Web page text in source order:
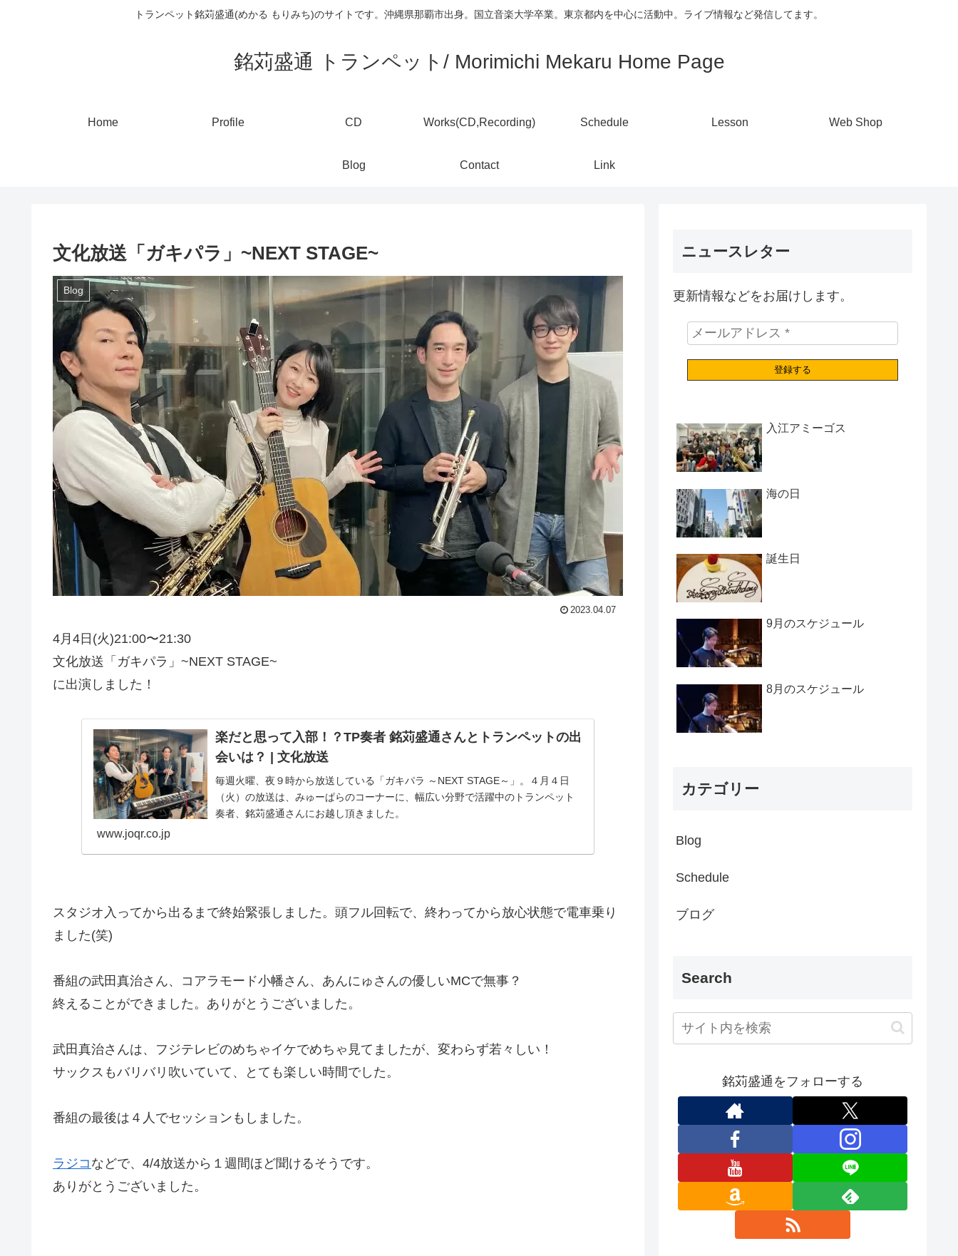
トランペット銘苅盛通(めかる もりみち)のサイトです。沖縄県那覇市出身。国立音楽大学卒業。東京都内を中心に活動中。ライブ情報など発信してます。
銘苅盛通 トランペット/ Morimichi Mekaru Home Page
Home Profile CD Works(CD,Recording) Schedule Lesson Web Shop
Blog Contact Link
文化放送「ガキパラ」~NEXT STAGE~
Blog
2023.04.07
4月4日(火)21:00〜21:30
文化放送「ガキパラ」~NEXT STAGE~
に出演しました！
楽だと思って入部！？TP奏者 銘苅盛通さんとトランペットの出
会いは？ | 文化放送
毎週火曜、夜９時から放送している「ガキパラ ～NEXT STAGE～」。４月４日
（火）の放送は、みゅーぱらのコーナーに、幅広い分野で活躍中のトランペット
奏者、銘苅盛通さんにお越し頂きました。
www.joqr.co.jp
スタジオ入ってから出るまで終始緊張しました。頭フル回転で、終わってから放心状態で電車乗り
ました(笑)
番組の武田真治さん、コアラモード小幡さん、あんにゅさんの優しいMCで無事？
終えることができました。ありがとうございました。
武田真治さんは、フジテレビのめちゃイケでめちゃ見てましたが、変わらず若々しい！
サックスもバリバリ吹いていて、とても楽しい時間でした。
番組の最後は４人でセッションもしました。
ラジコ などで、4/4放送から１週間ほど聞けるそうです。
ありがとうございました。
ニュースレター
更新情報などをお届けします。
入江アミーゴス
海の日
誕生日
9月のスケジュール
8月のスケジュール
カテゴリー
Blog
Schedule
ブログ
Search
銘苅盛通をフォローする